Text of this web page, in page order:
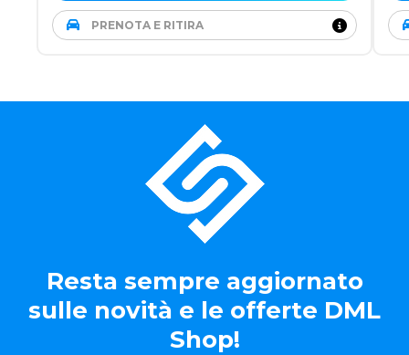
PRENOTA E RITIRA
Resta sempre aggiornato
sulle novità e le offerte DML
Shop!